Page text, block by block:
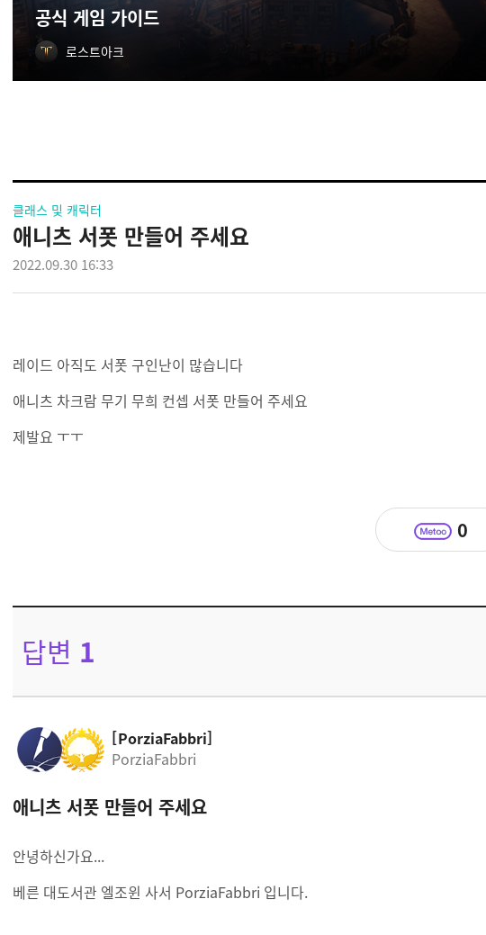
공식 게임 가이드
로스트아크
클래스 및 캐릭터
애니츠 서폿 만들어 주세요
2022.09.30 16:33
레이드 아직도 서폿 구인난이 많습니다
애니츠 차크람 무기 무희 컨셉 서폿 만들어 주세요
제발요 ㅜㅜ
0
답변 1
PorziaFabbri
PorziaFabbri
애니츠 서폿 만들어 주세요
안녕하신가요...
베른 대도서관 엘조윈 사서 PorziaFabbri 입니다.